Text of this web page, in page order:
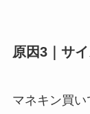
原因3｜サ
マネキン買